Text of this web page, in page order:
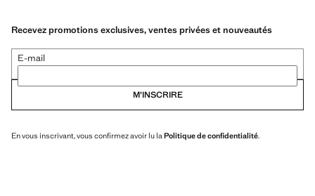
Recevez promotions exclusives, ventes privées et nouveautés
E-mail
M’INSCRIRE
En vous inscrivant, vous confirmez avoir lu la Politique de confidentialité.